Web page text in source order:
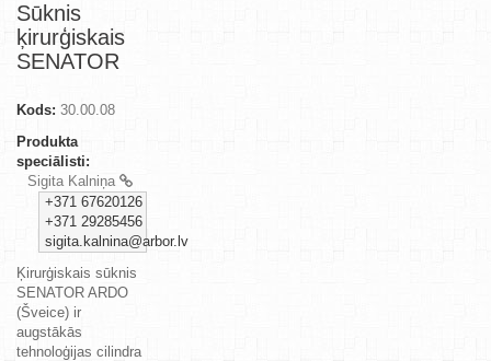
Sūknis
ķirurģiskais
SENATOR
Kods: 30.00.08
Produkta
speciālisti:
Sigita Kalniņa
+371 67620126
+371 29285456
sigita.kalnina@arbor.lv
Ķirurģiskais sūknis
SENATOR ARDO
(Šveice) ir
augstākās
tehnoloģijas cilindra